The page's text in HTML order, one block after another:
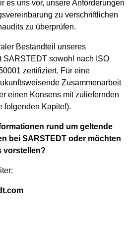
es uns vor, unsere Anforderungen
zu verschriftlichen
zu überprüfen.
Bestandteil unseres
SARSTEDT sowohl nach ISO
zertifiziert. Für eine
Zusammenarbeit
einen Konsens mit zuliefernden
folgenden Kapitel).
rund um geltende
bei SARSTEDT oder möchten
vorstellen?